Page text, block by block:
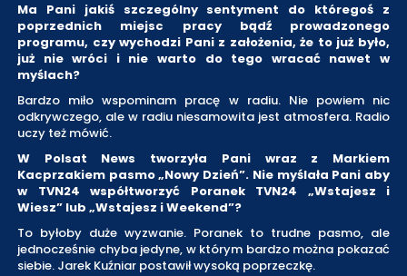
Ma Pani jakiś szczególny sentyment do któregoś z
poprzednich miejsc pracy bądź prowadzonego
programu, czy wychodzi Pani z założenia, że to już było,
już nie wróci i nie warto do tego wracać nawet w
myślach?
Bardzo miło wspominam pracę w radiu. Nie powiem nic
odkrywczego, ale w radiu niesamowita jest atmosfera. Radio
uczy też mówić.
W Polsat News tworzyła Pani wraz z Markiem
Kacprzakiem pasmo „Nowy Dzień”. Nie myślała Pani aby
w TVN24 współtworzyć Poranek TVN24 „Wstajesz i
Wiesz” lub „Wstajesz i Weekend”?
To byłoby duże wyzwanie. Poranek to trudne pasmo, ale
jednocześnie chyba jedyne, w którym bardzo można pokazać
siebie. Jarek Kuźniar postawił wysoką poprzeczkę.